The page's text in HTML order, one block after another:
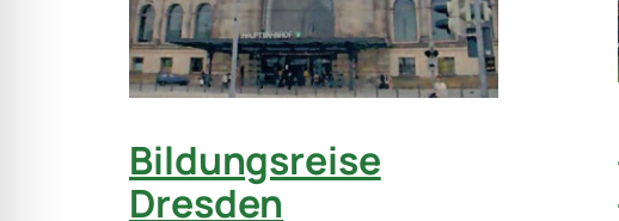
Bildungsreise
Dresden